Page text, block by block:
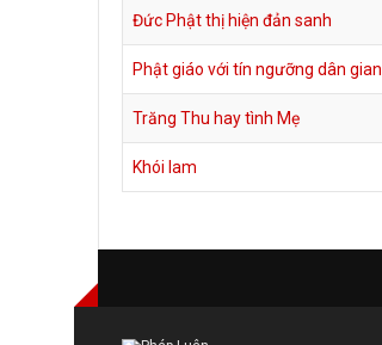
Đức Phật thị hiện đản sanh
Phật giáo với tín ngưỡng dân gian
Trăng Thu hay tình Mẹ
Khói lam